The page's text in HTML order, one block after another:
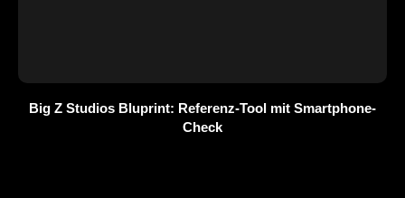
Big Z Studios Bluprint: Referenz-Tool mit Smartphone-
Check